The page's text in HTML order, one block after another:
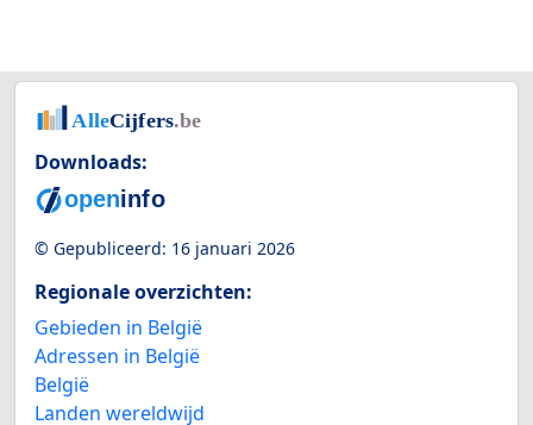
Downloads:
© Gepubliceerd: 16 januari 2026
Regionale overzichten:
Gebieden in België
Adressen in België
België
Landen wereldwijd